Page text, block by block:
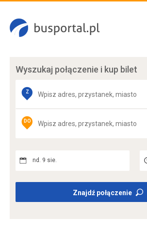
Wyszukaj połączenie i kup bilet
Z
DO
nd. 9 sie.
Znajdź połączenie